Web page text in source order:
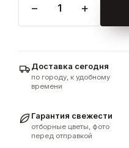
− 1 +
Доставка сегодня
по городу, к удобному
времени
Гарантия свежести
отборные цветы, фото
перед отправкой